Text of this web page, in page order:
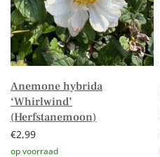
Anemone hybrida
‘Whirlwind’
(Herfstanemoon)
€2,99